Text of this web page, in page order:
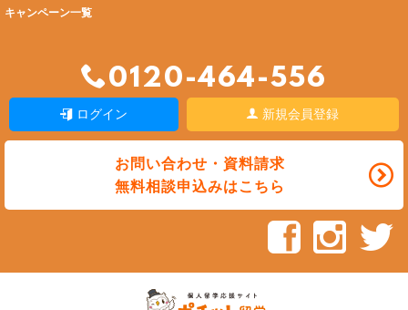
キャンペーン一覧
0120-464-556
ログイン 新規会員登録
お問い合わせ・資料請求
無料相談申込みはこちら